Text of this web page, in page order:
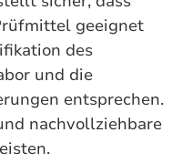
geeignet
des
und die
entsprechen.
nachvollziehbare